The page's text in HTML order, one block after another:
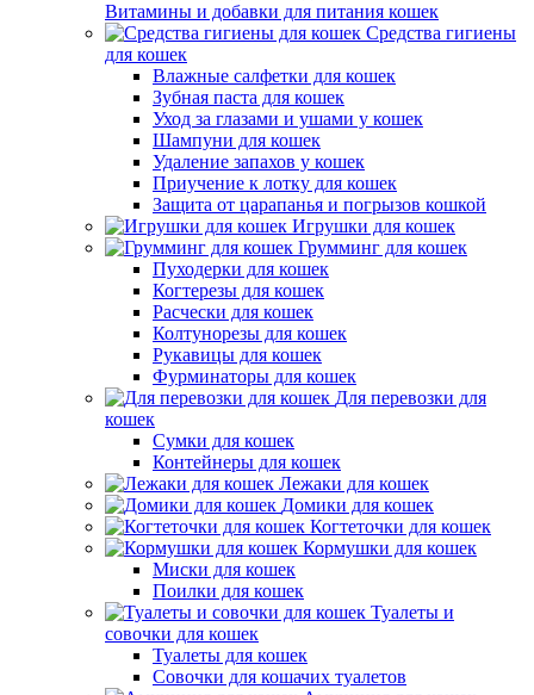
Витамины и добавки для питания кошек
Средства гигиены
для кошек
Влажные салфетки для кошек
Зубная паста для кошек
Уход за глазами и ушами у кошек
Шампуни для кошек
Удаление запахов у кошек
Приучение к лотку для кошек
Защита от царапанья и погрызов кошкой
Игрушки для кошек
Грумминг для кошек
Пуходерки для кошек
Когтерезы для кошек
Расчески для кошек
Колтунорезы для кошек
Рукавицы для кошек
Фурминаторы для кошек
Для перевозки для
кошек
Сумки для кошек
Контейнеры для кошек
Лежаки для кошек
Домики для кошек
Когтеточки для кошек
Кормушки для кошек
Миски для кошек
Поилки для кошек
Туалеты и
совочки для кошек
Туалеты для кошек
Совочки для кошачих туалетов